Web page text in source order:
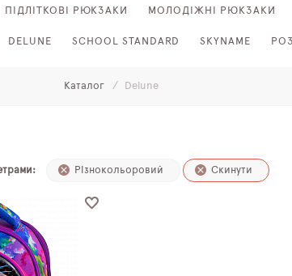
ПІДЛІТКОВІ РЮКЗАКИ МОЛОДІЖНІ РЮКЗАКИ
DELUNE SCHOOL STANDARD SKYNAME
Каталог Delune
Різнокольоровий Скинути